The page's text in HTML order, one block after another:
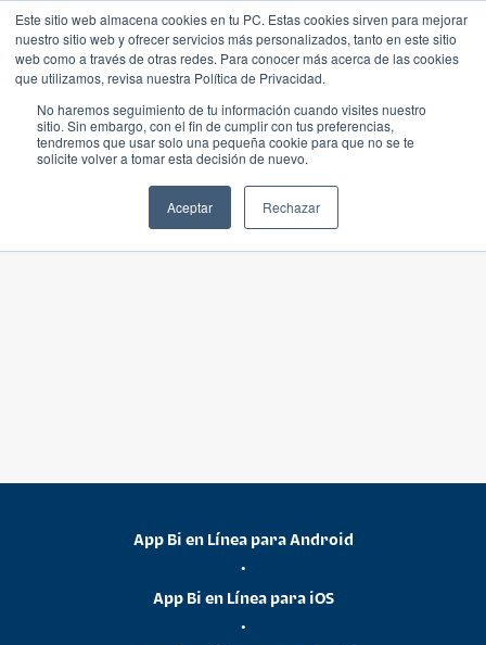
Este sitio web almacena cookies en tu PC. Estas cookies sirven para mejorar
nuestro sitio web y ofrecer servicios más personalizados, tanto en este sitio
web como a través de otras redes. Para conocer más acerca de las cookies
que utilizamos, revisa nuestra Política de Privacidad.
No haremos seguimiento de tu información cuando visites nuestro
sitio. Sin embargo, con el fin de cumplir con tus preferencias,
tendremos que usar solo una pequeña cookie para que no se te
solicite volver a tomar esta decisión de nuevo.
Aceptar Rechazar
App Bi en Línea para Android
•
App Bi en Línea para iOS
•